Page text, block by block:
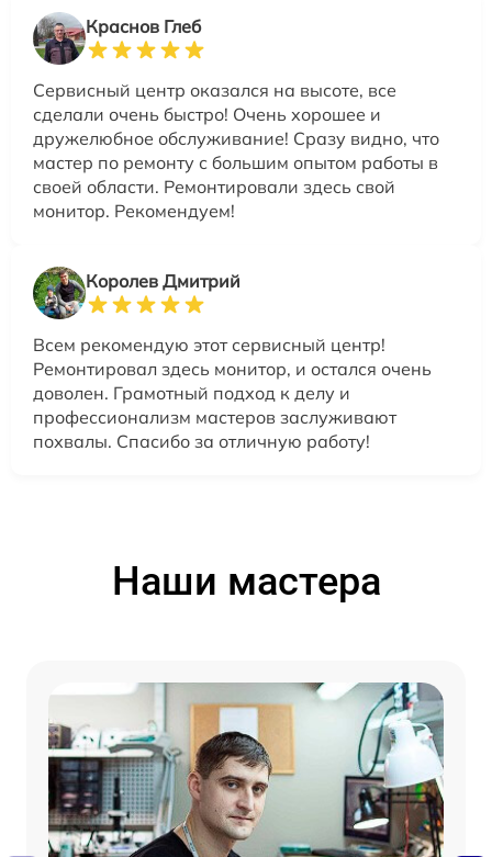
Краснов Глеб
Сервисный центр оказался на высоте, все
сделали очень быстро! Очень хорошее и
дружелюбное обслуживание! Сразу видно, что
мастер по ремонту с большим опытом работы в
своей области. Ремонтировали здесь свой
монитор. Рекомендуем!
Королев Дмитрий
Всем рекомендую этот сервисный центр!
Ремонтировал здесь монитор, и остался очень
доволен. Грамотный подход к делу и
профессионализм мастеров заслуживают
похвалы. Спасибо за отличную работу!
Наши мастера